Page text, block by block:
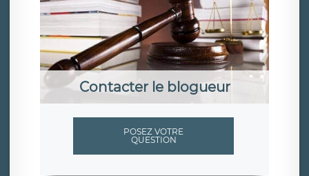
Contacter le blogueur
POSEZ VOTRE
QUESTION